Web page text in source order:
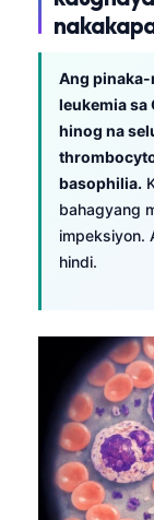
Ang pinaka-
leukemia sa
hinog na
basophilia.
bahagyang
impeksiyon.
hindi.